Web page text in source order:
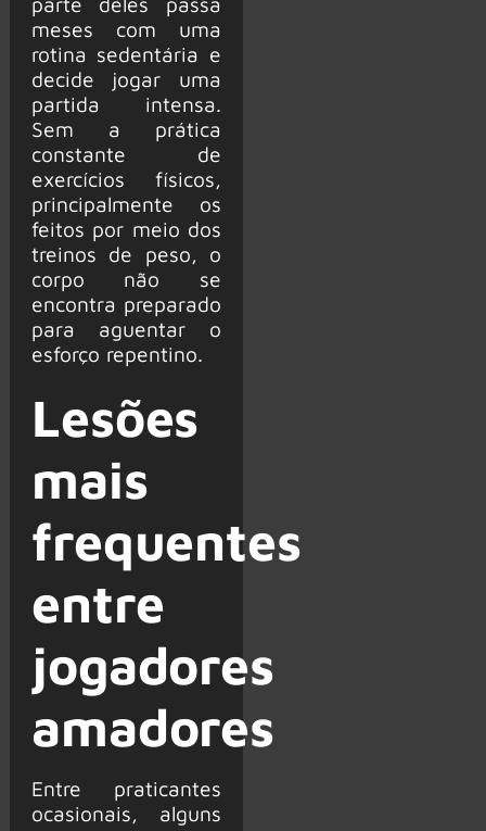
meses com uma
rotina sedentária e
decide jogar uma
partida intensa.
Sem a prática
constante de
exercícios físicos,
principalmente os
feitos por meio dos
treinos de peso, o
corpo não se
encontra preparado
para aguentar o
esforço repentino.
Lesões
mais
frequentes
entre
jogadores
amadores
Entre praticantes
ocasionais, alguns